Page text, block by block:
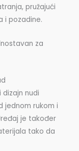
pružajući
i pozadine.
za
nudi
jednom rukom i
je također
tako da